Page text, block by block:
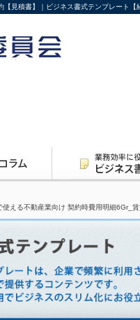
見積書】｜ビジネス書式テンプレート【
使える不動産業向け 契約時費用明細6Gr_賃